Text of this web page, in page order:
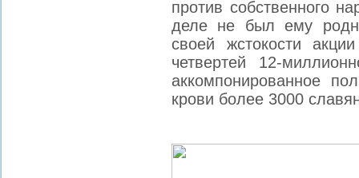
против собственного
деле не был ему
своей жстокости
четвертей 12-
аккомпонированное
крови более 3000